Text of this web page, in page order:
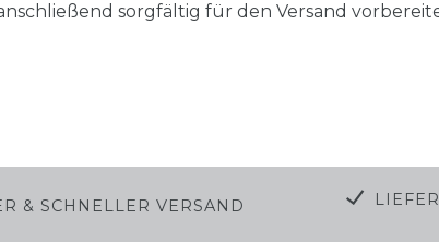
sorgfältig für den Versand
& SCHNELLER VERSAND